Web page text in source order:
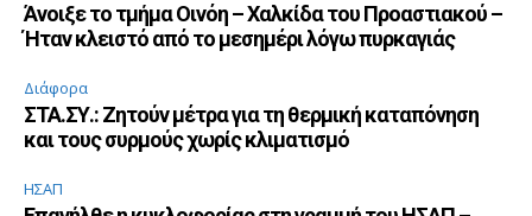
Άνοιξε το τμήμα Οινόη – Χαλκίδα του Προαστιακού –
Ήταν κλειστό από το μεσημέρι λόγω πυρκαγιάς
Διάφορα
ΣΤΑ.ΣΥ.: Ζητούν μέτρα για τη θερμική καταπόνηση
και τους συρμούς χωρίς κλιματισμό
ΗΣΑΠ